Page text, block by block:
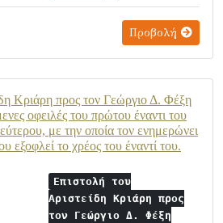
Προβολή
Κριάρη προς τον Γεώργιο Δ. Φέξη
οφειλές του πρώτου έναντι του
με την οποία τον ενημερώνει
εξοφλεί το χρέος του έναντί του.
Επιστολή του
Αριστείδη Κριάρη προς
τον Γεώργιο Δ. Φέξη